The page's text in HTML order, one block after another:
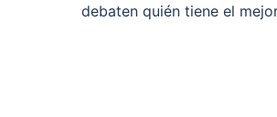
debaten quién tiene el